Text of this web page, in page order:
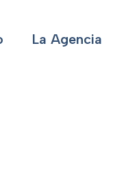
La Agencia